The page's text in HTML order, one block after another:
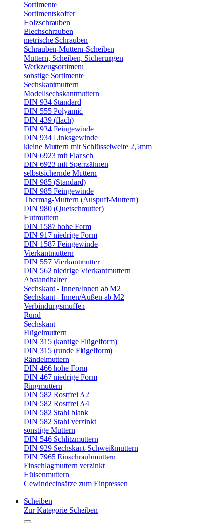
Sortimente
Sortimentskoffer
Holzschrauben
Blechschrauben
metrische Schrauben
Schrauben-Muttern-Scheiben
Muttern, Scheiben, Sicherungen
Werkzeugsortiment
sonstige Sortimente
Sechskantmuttern
Modellsechskantmuttern
DIN 934 Standard
DIN 555 Polyamid
DIN 439 (flach)
DIN 934 Feingewinde
DIN 934 Linksgewinde
kleine Muttern mit Schlüsselweite 2,5mm
DIN 6923 mit Flansch
DIN 6923 mit Sperrzähnen
selbstsichernde Muttern
DIN 985 (Standard)
DIN 985 Feingewinde
Thermag-Muttern (Auspuff-Muttern)
DIN 980 (Quetschmutter)
Hutmuttern
DIN 1587 hohe Form
DIN 917 niedrige Form
DIN 1587 Feingewinde
Vierkantmuttern
DIN 557 Vierkantmutter
DIN 562 niedrige Vierkantmuttern
Abstandhalter
Sechskant - Innen/Innen ab M2
Sechskant - Innen/Außen ab M2
Verbindungsmuffen
Rund
Sechskant
Flügelmuttern
DIN 315 (kantige Flügelform)
DIN 315 (runde Flügelform)
Rändelmuttern
DIN 466 hohe Form
DIN 467 niedrige Form
Ringmuttern
DIN 582 Rostfrei A2
DIN 582 Rostfrei A4
DIN 582 Stahl blank
DIN 582 Stahl verzinkt
sonstige Muttern
DIN 546 Schlitzmuttern
DIN 929 Sechskant-Schweißmuttern
DIN 7965 Einschraubmuttern
Einschlagmuttern verzinkt
Hülsenmuttern
Gewindeeinsätze zum Einpressen
Scheiben
Zur Kategorie Scheiben